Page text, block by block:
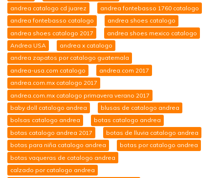
andrea catalogo cd juarez
andrea fontebasso 1760 catalogo
andrea fontebasso catalogo
andrea shoes catalogo
andrea shoes catalogo 2017
andrea shoes mexico catalogo
Andrea USA
andrea x catalogo
andrea zapatos por catalogo guatemala
andrea-usa.com catalogo
andrea.com 2017
andrea.com.mx catalogo 2017
andrea.com.mx catalogo primavera verano 2017
baby doll catalogo andrea
blusas de catalogo andrea
bolsas catalogo andrea
botas catalogo andrea
botas catalogo andrea 2017
botas de lluvia catalogo andrea
botas para niña catalogo andrea
botas por catalogo andrea
botas vaqueras de catalogo andrea
calzado por catalogo andrea